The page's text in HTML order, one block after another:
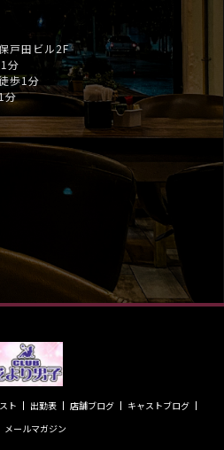
戸田ビル2F
分
歩1分
分
ト 出勤表 店舗ブログ
キャストブログ
メールマガジン